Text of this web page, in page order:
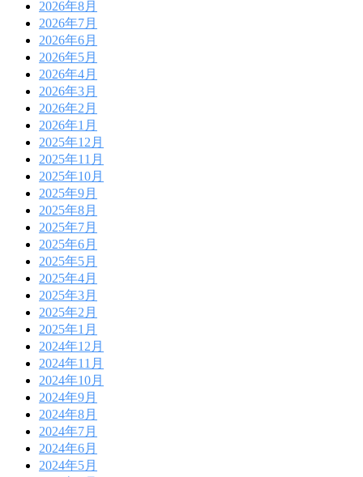
2026年8月
2026年7月
2026年6月
2026年5月
2026年4月
2026年3月
2026年2月
2026年1月
2025年12月
2025年11月
2025年10月
2025年9月
2025年8月
2025年7月
2025年6月
2025年5月
2025年4月
2025年3月
2025年2月
2025年1月
2024年12月
2024年11月
2024年10月
2024年9月
2024年8月
2024年7月
2024年6月
2024年5月